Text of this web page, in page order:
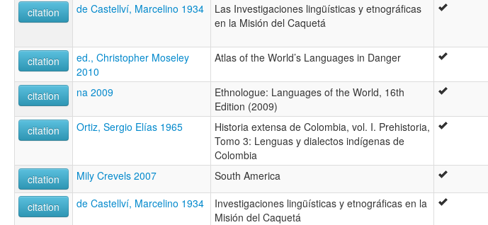
citation
de Castellví, Marcelino 1934
Las Investigaciones lingüísticas y etnográficas
en la Misión del Caquetá
citation
ed., Christopher Moseley
2010
Atlas of the World’s Languages in Danger
citation na 2009
Ethnologue: Languages of the World, 16th
Edition (2009)
citation Ortiz, Sergio Elías 1965
Historia extensa de Colombia, vol. I. Prehistoria,
Tomo 3: Lenguas y dialectos indígenas de
Colombia
citation Mily Crevels 2007 South America
citation de Castellví, Marcelino 1934
Investigaciones lingüísticas y etnográficas en la
Misión del Caquetá